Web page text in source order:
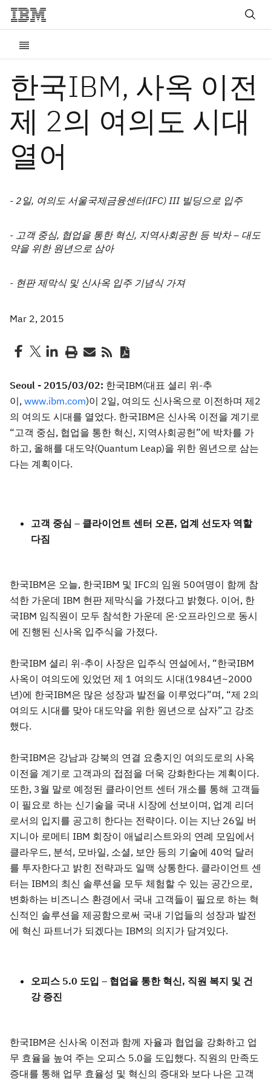
한국IBM, 사옥 이전
제 2의 여의도 시대
열어
- 2일, 여의도 서울국제금융센터(IFC) III 빌딩으로 입주
- 고객 중심, 협업을 통한 혁신, 지역사회공헌 등 박차 – 대도
약을 위한 원년으로 삼아
- 현판 제막식 및 신사옥 입주 기념식 가져
Mar 2, 2015
Seoul - 2015/03/02: 한국IBM(대표 셜리 위-추
이, www.ibm.com)이 2일, 여의도 신사옥으로 이전하며 제2
의 여의도 시대를 열었다. 한국IBM은 신사옥 이전을 계기로
“고객 중심, 협업을 통한 혁신, 지역사회공헌”에 박차를 가
하고, 올해를 대도약(Quantum Leap)을 위한 원년으로 삼는
다는 계획이다.
고객 중심 – 클라이언트 센터 오픈, 업계 선도자 역할
다짐
한국IBM은 오늘, 한국IBM 및 IFC의 임원 50여명이 함께 참
석한 가운데 IBM 현판 제막식을 가졌다고 밝혔다. 이어, 한
국IBM 임직원이 모두 참석한 가운데 온·오프라인으로 동시
에 진행된 신사옥 입주식을 가졌다.
한국IBM 셜리 위-추이 사장은 입주식 연설에서, “한국IBM
사옥이 여의도에 있었던 제 1 여의도 시대(1984년~2000
년)에 한국IBM은 많은 성장과 발전을 이루었다”며, “제 2의
여의도 시대를 맞아 대도약을 위한 원년으로 삼자”고 강조
했다.
한국IBM은 강남과 강북의 연결 요충지인 여의도로의 사옥
이전을 계기로 고객과의 접점을 더욱 강화한다는 계획이다.
또한, 3월 말로 예정된 클라이언트 센터 개소를 통해 고객들
이 필요로 하는 신기술을 국내 시장에 선보이며, 업계 리더
로서의 입지를 공고히 한다는 전략이다. 이는 지난 26일 버
지니아 로메티 IBM 회장이 애널리스트와의 연례 모임에서
클라우드, 분석, 모바일, 소셜, 보안 등의 기술에 40억 달러
를 투자한다고 밝힌 전략과도 일맥 상통한다. 클라이언트 센
터는 IBM의 최신 솔루션을 모두 체험할 수 있는 공간으로,
변화하는 비즈니스 환경에서 국내 고객들이 필요로 하는 혁
신적인 솔루션을 제공함으로써 국내 기업들의 성장과 발전
에 혁신 파트너가 되겠다는 IBM의 의지가 담겨있다.
오피스 5.0 도입 – 협업을 통한 혁신, 직원 복지 및 건
강 증진
한국IBM은 신사옥 이전과 함께 자율과 협업을 강화하고 업
무 효율을 높여 주는 오피스 5.0을 도입했다. 직원의 만족도
증대를 통해 업무 효율성 및 혁신의 증대와 보다 나은 고객